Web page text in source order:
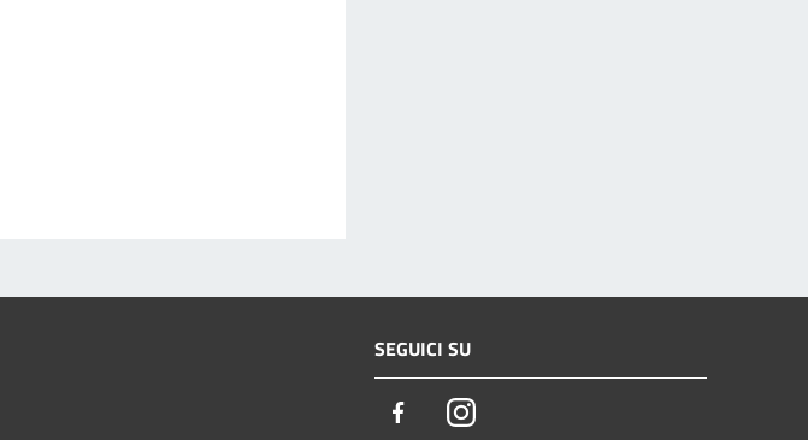
SEGUICI SU
FacebookInstagram